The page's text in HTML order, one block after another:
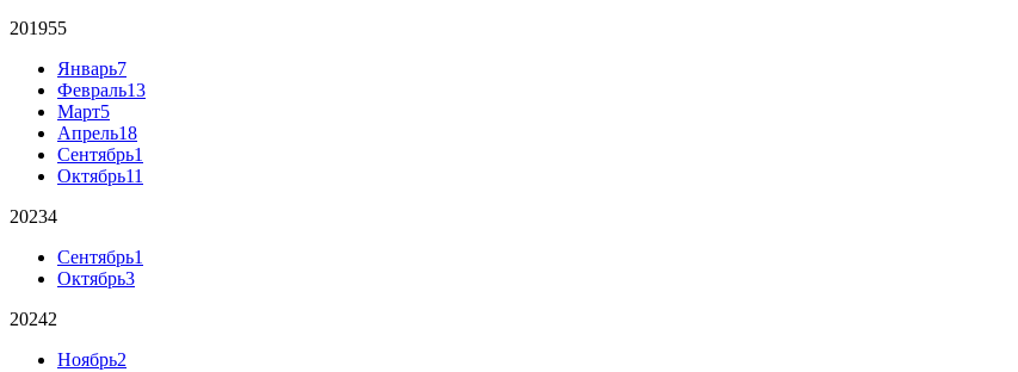
201955
Январь7
Февраль13
Март5
Апрель18
Сентябрь1
Октябрь11
20234
Сентябрь1
Октябрь3
20242
Ноябрь2